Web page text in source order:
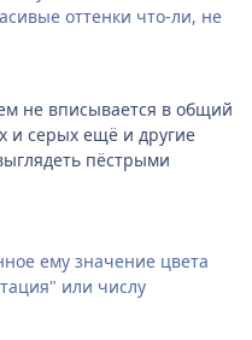
оттенки что-ли, не
не вписывается в общий
и серых ещё и другие
пёстрыми
ему значение цвета
или числу